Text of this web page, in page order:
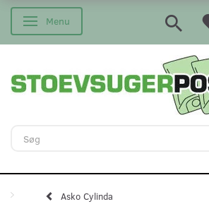
Skifte navigation
Menu
Asko Cylinda